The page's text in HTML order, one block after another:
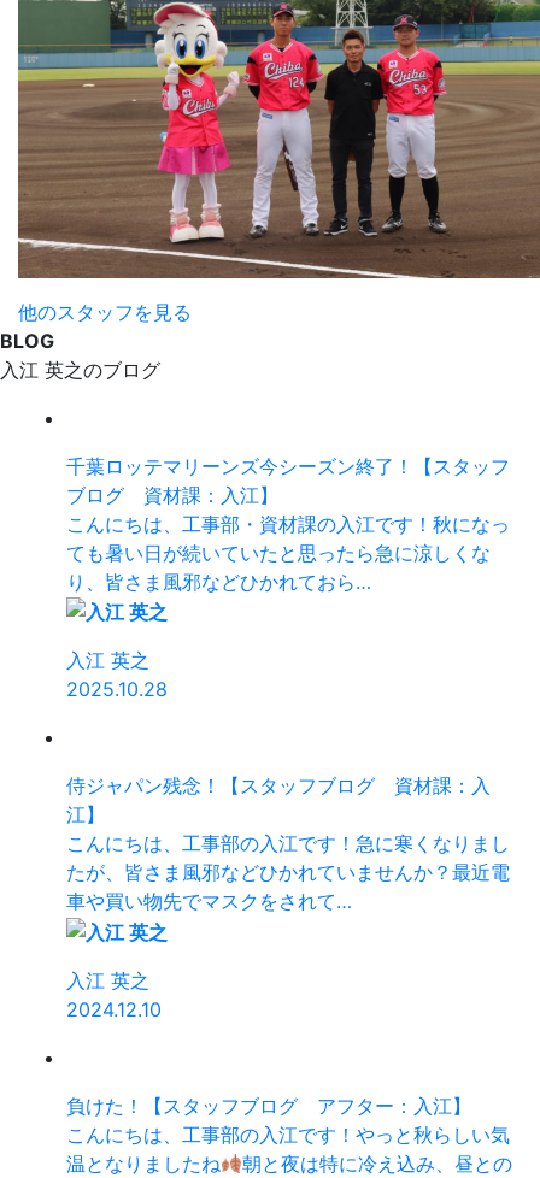
他のスタッフを見る
BLOG
入江 英之のブログ
千葉ロッテマリーンズ今シーズン終了！【スタッフ
ブログ 資材課：入江】
こんにちは、工事部・資材課の入江です！秋になっ
ても暑い日が続いていたと思ったら急に涼しくな
り、皆さま風邪などひかれておら…
入江 英之
2025.10.28
侍ジャパン残念！【スタッフブログ 資材課：入
江】
こんにちは、工事部の入江です！急に寒くなりまし
たが、皆さま風邪などひかれていませんか？最近電
車や買い物先でマスクをされて…
入江 英之
2024.12.10
負けた！【スタッフブログ アフター：入江】
こんにちは、工事部の入江です！やっと秋らしい気
温となりましたね
朝と夜は特に冷え込み、昼との